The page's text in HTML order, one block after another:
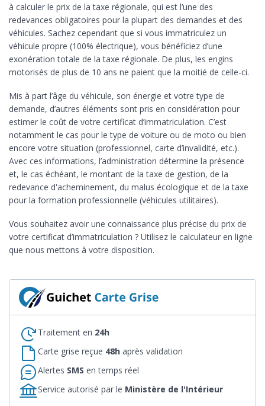
à calculer le prix de la taxe régionale, qui est l’une des
redevances obligatoires pour la plupart des demandes et des
véhicules. Sachez cependant que si vous immatriculez un
véhicule propre (100% électrique), vous bénéficiez d’une
exonération totale de la taxe régionale. De plus, les engins
motorisés de plus de 10 ans ne paient que la moitié de celle-ci.
Mis à part l’âge du véhicule, son énergie et votre type de
demande, d’autres éléments sont pris en considération pour
estimer le coût de votre certificat d’immatriculation. C’est
notamment le cas pour le type de voiture ou de moto ou bien
encore votre situation (professionnel, carte d’invalidité, etc.).
Avec ces informations, l’administration détermine la présence
et, le cas échéant, le montant de la taxe de gestion, de la
redevance d'acheminement, du malus écologique et de la taxe
pour la formation professionnelle (véhicules utilitaires).
Vous souhaitez avoir une connaissance plus précise du prix de
votre certificat d’immatriculation ? Utilisez le calculateur en ligne
que nous mettons à votre disposition.
Traitement en 24h
Carte grise reçue 48h après validation
Alertes SMS en temps réel
Service autorisé par le Ministère de l'Intérieur